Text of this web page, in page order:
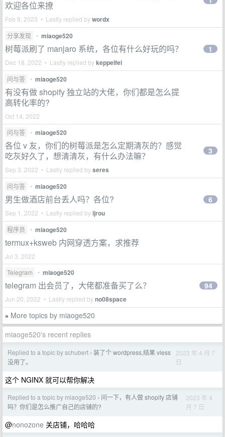
欢迎各位来撩
Feb 9, 2023 • Lastly replied bywordx
分享发现 • miaoge520
树莓派刷了 manjaro 系统，各位有什么好玩的吗？
Dec 18, 2022 • Lastly replied bykeppelfei
1
问与答 • miaoge520
有没有做 shopify 独立站的大佬，你们都是怎么提
高转化率的?
Oct 14, 2022
问与答
• miaoge520
各位 v 友，你们的树莓派是怎么定期清灰的？感觉
吃灰好久了，想清清灰，有什么办法嘛？
Sep 3, 2022 • Lastly replied byseres
3
问与答 • miaoge520
男生做酒店前台丢人吗？各位?
Sep 1, 2022 • Lastly replied byijrou
6
程序员 • miaoge520
termux+ksweb 内网穿透方案，求推荐
Jul 3, 2022
Telegram
• miaoge520
telegram 出会员了，大佬都准备买了么？
Jun 20, 2022 • Lastly replied byno08space
94
» More topics by miaoge520
miaoge520's recent replies
Replied to a topic by schubert › 装了个 wordpress,结果 vless
没用了。
2023 年 4 月 7
日
这个 NGINX 就可以帮你解决
Replied to a topic by miaoge520 › 问一下，有人做 shopify 店铺
吗？你们是怎么推广自己的店铺的?
2023 年 4
月 7 日
@nonozone 关店铺，哈哈哈